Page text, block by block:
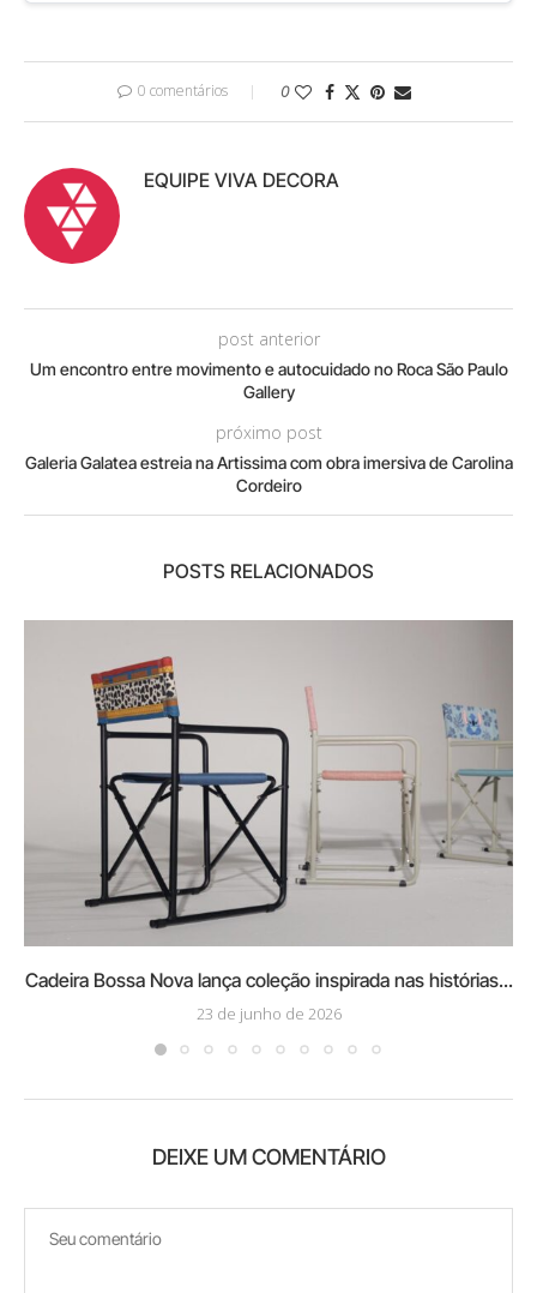
0 comentários 0
EQUIPE VIVA DECORA
post anterior
Um encontro entre movimento e autocuidado no Roca São Paulo
Gallery
próximo post
Galeria Galatea estreia na Artissima com obra imersiva de Carolina
Cordeiro
POSTS RELACIONADOS
Cadeira Bossa Nova lança coleção inspirada nas histórias...
23 de junho de 2026
DEIXE UM COMENTÁRIO